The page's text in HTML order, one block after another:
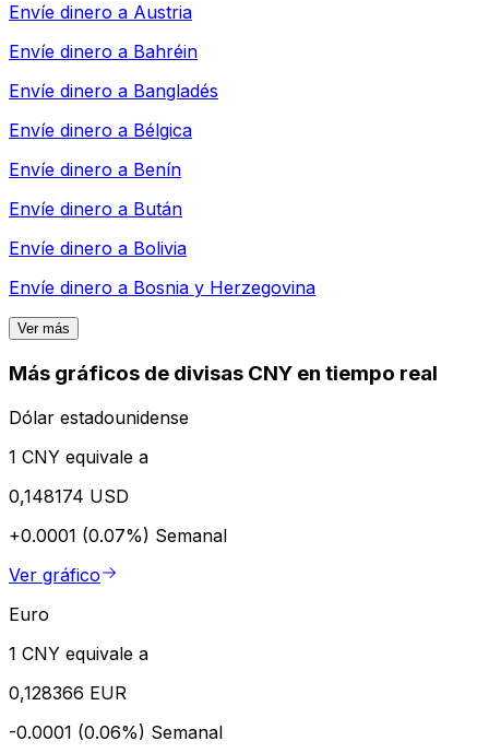
Envíe dinero a Austria
Envíe dinero a Bahréin
Envíe dinero a Bangladés
Envíe dinero a Bélgica
Envíe dinero a Benín
Envíe dinero a Bután
Envíe dinero a Bolivia
Envíe dinero a Bosnia y Herzegovina
Ver más
Más gráficos de divisas CNY en tiempo real
Dólar estadounidense
1 CNY equivale a
0,148174 USD
+0.0001 (0.07%) Semanal
Ver gráfico
Euro
1 CNY equivale a
0,128366 EUR
-0.0001 (0.06%) Semanal